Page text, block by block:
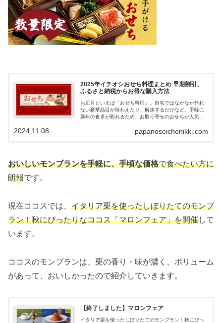
2025年イチオシおせち料理まとめ 早期割引、
ふるさと納税からお得な購入方法
お正月といえば「おせち料理」。自宅ではなかなか作れ
ない豪華品目が味わえたり、解凍するだけなど、手軽に
新年の食卓が彩れるため、お取り寄せのおせちが人気を
り、人気のおせち料理は完売するものも出てきていま
特典でお得に購入できるサイトがあるので、紹介してい
papanoseichonikki.com
2024.11.08
おいしいモンブランを手軽に、手頃な価格で食べたい方に
朗報です。
現在ココスでは、 イタリア栗を使ったしぼりたてのモンブ
ラン！秋にぴったりなココス「マロンフェア」を開催して
います。
ココスのモンブランは、栗の香り・味が濃く、ボリューム
があって、おいしかったので紹介していきます。
【終了しました】マロンフェア
イタリア栗を使ったしぼりたてのモンブラン！秋にぴっ